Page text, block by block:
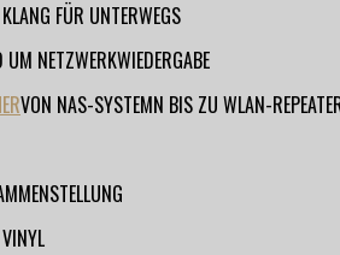
FÜR UNTERWEGS
UM NETZWERKWIEDERGABE
VON NAS-SYSTEMN BIS ZU WLAN-